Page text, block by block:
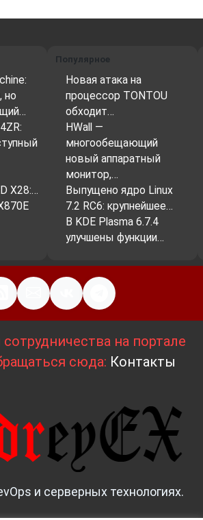
но
X28:…
Популярное
Новая атака на
процессор TONTOU
обходит…
HWall —
многообещающий
новый аппаратный
монитор,…
Выпущено ядро Linux
7.2 RC6: крупнейшее…
В KDE Plasma 6.7.4
улучшены функции…
на портале
сюда: Контакты
и серверных технологиях.